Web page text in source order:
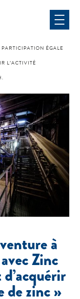
ÉGALE
L’ACTIVITÉ
à
Zinc
de zinc »